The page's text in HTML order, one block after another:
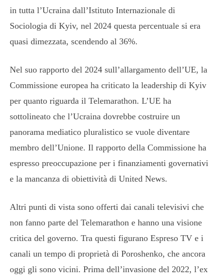
in tutta l’Ucraina dall’Istituto Internazionale di
Sociologia di Kyiv, nel 2024 questa percentuale si era
quasi dimezzata, scendendo al 36%.
Nel suo rapporto del 2024 sull’allargamento dell’UE, la
Commissione europea ha criticato la leadership di Kyiv
per quanto riguarda il Telemarathon. L’UE ha
sottolineato che l’Ucraina dovrebbe costruire un
panorama mediatico pluralistico se vuole diventare
membro dell’Unione. Il rapporto della Commissione ha
espresso preoccupazione per i finanziamenti governativi
e la mancanza di obiettività di United News.
Altri punti di vista sono offerti dai canali televisivi che
non fanno parte del Telemarathon e hanno una visione
critica del governo. Tra questi figurano Espreso TV e i
canali un tempo di proprietà di Poroshenko, che ancora
oggi gli sono vicini. Prima dell’invasione del 2022, l’ex